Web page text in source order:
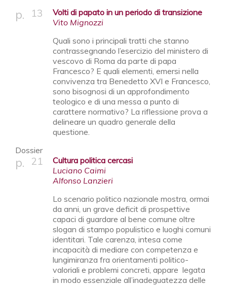
13
Volti di papato in un periodo di transizione
Vito Mignozzi
Quali sono i principali tratti che stanno
contrassegnando l’esercizio del ministero di
vescovo di Roma da parte di papa
Francesco? E quali elementi, emersi nella
convivenza tra Benedetto XVI e Francesco,
sono bisognosi di un approfondimento
teologico e di una messa a punto di
carattere normativo? La riflessione prova a
delineare un quadro generale della
questione.
Dossier
21
Cultura politica cercasi
Luciano Caimi
Alfonso Lanzieri
Lo scenario politico nazionale mostra, ormai
da anni, un grave deficit di prospettive
capaci di guardare al bene comune oltre
slogan di stampo populistico e luoghi comuni
identitari. Tale carenza, intesa come
incapacità di mediare con competenza e
lungimiranza fra orientamenti politico-
valoriali e problemi concreti, appare legata
in modo essenziale all’inadeguatezza delle